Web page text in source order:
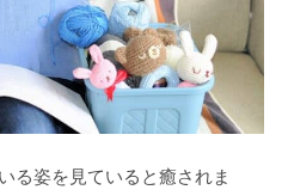
る姿を見ていると癒されま